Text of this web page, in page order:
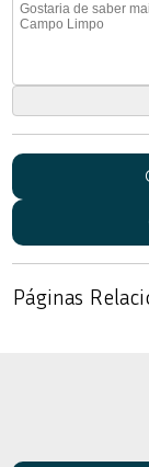
Páginas